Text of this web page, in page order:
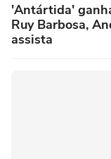
'Antártida'
Ruy Barbosa,
assista